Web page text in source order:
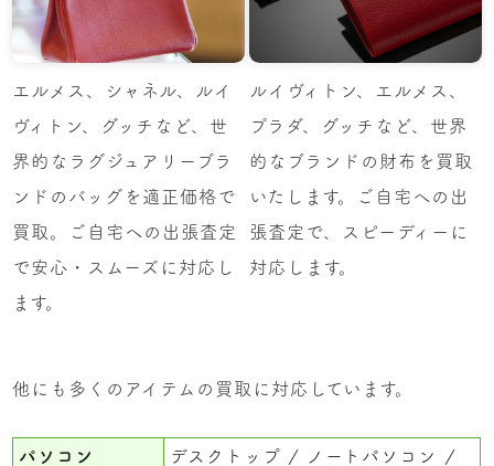
エルメス、シャネル、ルイ
ヴィトン、グッチなど、世
界的なラグジュアリーブラ
ンドのバッグを適正価格で
買取。ご自宅への出張査定
で安心・スムーズに対応し
ます。
ルイヴィトン、エルメス、
プラダ、グッチなど、世界
的なブランドの財布を買取
いたします。ご自宅への出
張査定で、スピーディーに
対応します。
他にも多くのアイテムの買取に対応しています。
パソコン デスクトップ
ノートパソコン